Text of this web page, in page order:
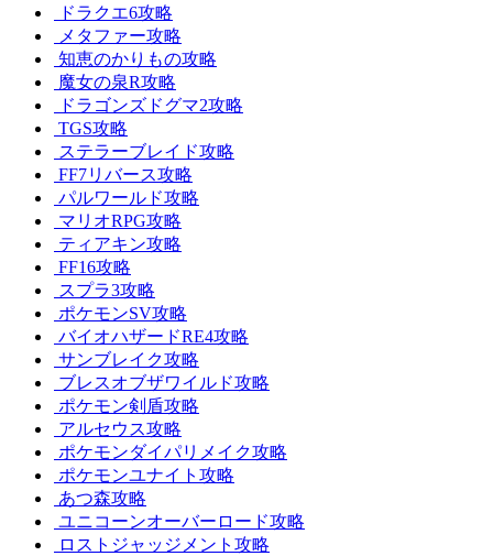
ドラクエ6攻略
メタファー攻略
知恵のかりもの攻略
魔女の泉R攻略
ドラゴンズドグマ2攻略
TGS攻略
ステラーブレイド攻略
FF7リバース攻略
パルワールド攻略
マリオRPG攻略
ティアキン攻略
FF16攻略
スプラ3攻略
ポケモンSV攻略
バイオハザードRE4攻略
サンブレイク攻略
ブレスオブザワイルド攻略
ポケモン剣盾攻略
アルセウス攻略
ポケモンダイパリメイク攻略
ポケモンユナイト攻略
あつ森攻略
ユニコーンオーバーロード攻略
ロストジャッジメント攻略